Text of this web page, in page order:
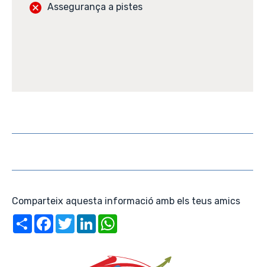
Assegurança a pistes
Comparteix aquesta informació amb els teus amics
ShareFacebook
TwitterLinkedIn